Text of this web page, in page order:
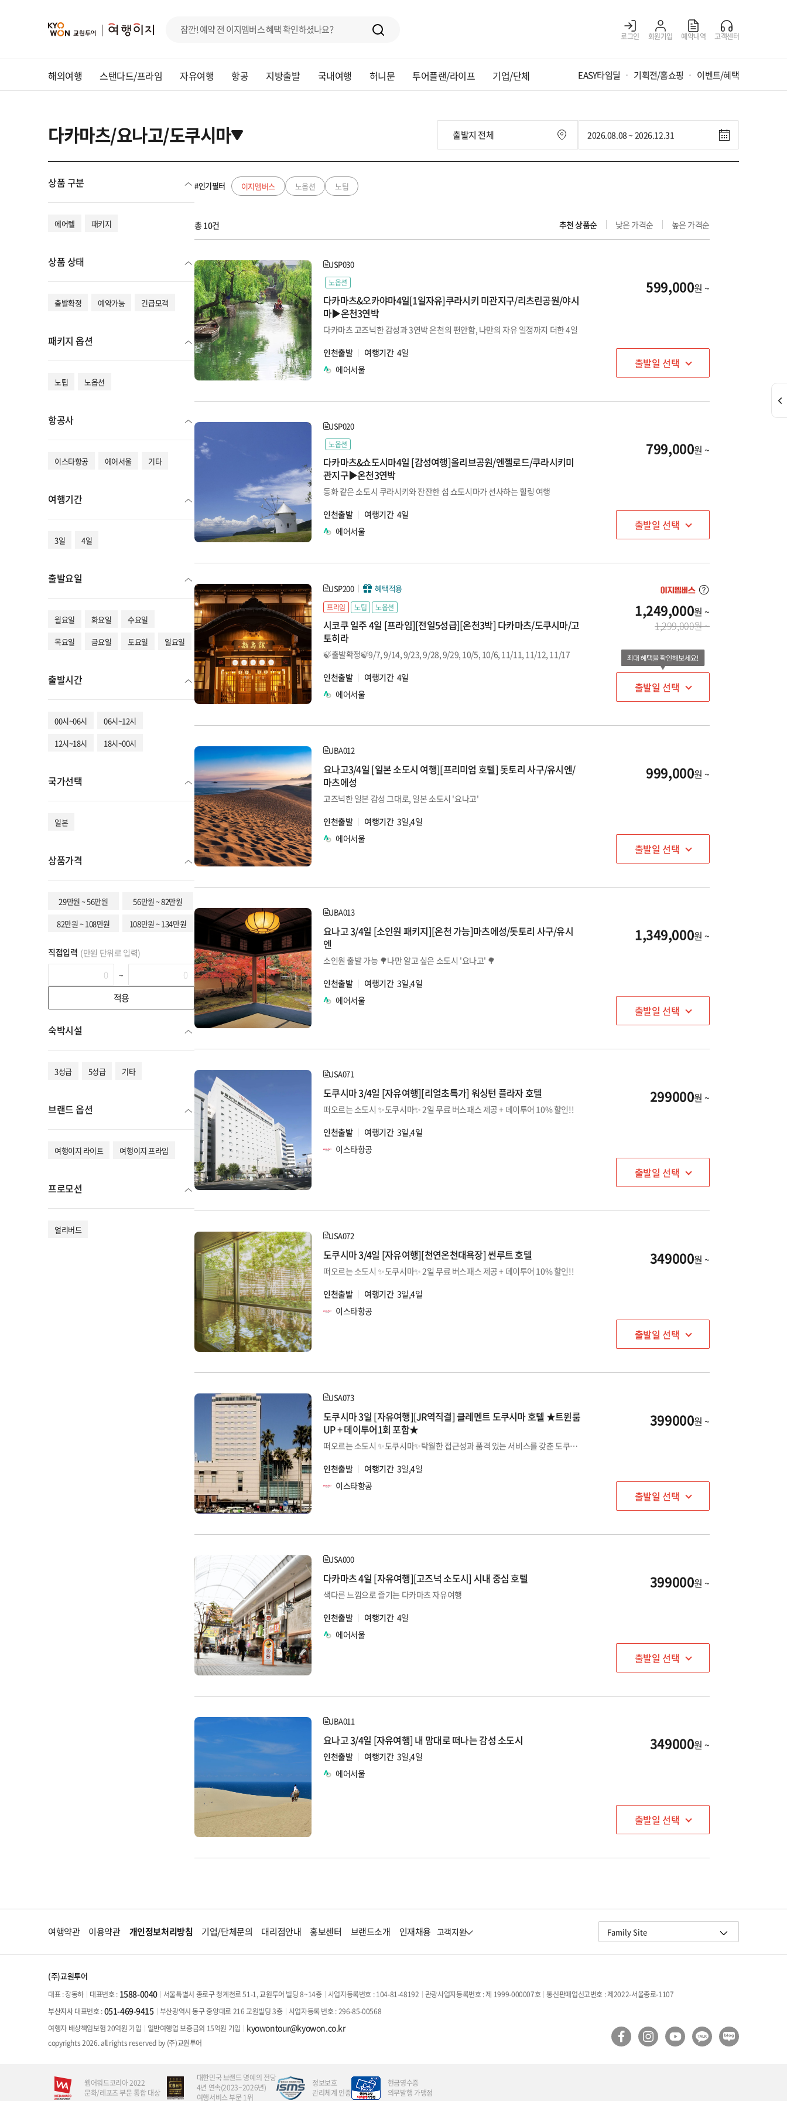
로그인 회원가입 예약내역 고객센터
해외여행 스탠다드/프라임 자유여행 항공 지방출발 국내여행 허니문 투어플랜/라이프 기업/단체 EASY타임딜 기획전/홈쇼핑 이벤트/혜택
다카마츠/요나고/도쿠시마
상품 구분
에어텔 패키지
상품 상태
출발확정 예약가능 긴급모객
패키지 옵션
노팁 노옵션
항공사
이스타항공 에어서울 기타
여행기간
3일 4일
출발요일
월요일 화요일
수요일
목요일
금요일 토요일 일요일
출발시간
00시~06시
06시~12시
12시~18시
18시~00시
국가선택
일본
상품가격
29만원 ~ 56만원
56만원 ~ 82만원
82만원 ~ 108만원
108만원 ~ 134만원
직접입력 (만원 단위로 입력)
~
적용
숙박시설
3성급 5성급 기타
브랜드 옵션
여행이지 라이트 여행이지 프라임
프로모션
얼리버드
#인기필터 이지멤버스 노옵션 노팁
총 10건 추천 상품순 낮은 가격순 높은 가격순
JSP030
노옵션
다카마츠&오카야마4일[1일자유]쿠라시키 미관지구/리츠린공원/야시
마▶온천3연박
다카마츠 고즈넉한 감성과 3연박 온천의 편안함, 나만의 자유 일정까지 더한 4일
인천출발
여행기간 4일
에어서울
599,000원 ~
출발일 선택
JSP020
노옵션
다카마츠&쇼도시마4일 [감성여행]올리브공원/엔젤로드/쿠라시키미
관지구▶온천3연박
동화 같은 소도시 쿠라시키와 잔잔한 섬 쇼도시마가 선사하는 힐링 여행
인천출발
여행기간 4일
에어서울
799,000원 ~
출발일 선택
JSP200 혜택적용
프라임 노팁 노옵션
시코쿠 일주 4일 [프라임][전일5성급][온천3박] 다카마츠/도쿠시마/고
토히라
🍃출발확정🍃9/7, 9/14, 9/23, 9/28, 9/29, 10/5, 10/6, 11/11, 11/12, 11/17
인천출발
여행기간 4일
에어서울
1,249,000원 ~
1,299,000원 ~
출발일 선택
JBA012
요나고3/4일 [일본 소도시 여행][프리미엄 호텔] 돗토리 사구/유시엔/
마츠에성
고즈넉한 일본 감성 그대로, 일본 소도시 '요나고'
인천출발
여행기간 3일,4일
에어서울
999,000원 ~
출발일 선택
JBA013
요나고 3/4일 [소인원 패키지][온천 가능]마츠에성/돗토리 사구/유시
엔
소인원 출발 가능 🌳나만 알고 싶은 소도시 '요나고' 🌳
인천출발
여행기간 3일,4일
에어서울
1,349,000원 ~
출발일 선택
JSA071
도쿠시마 3/4일 [자유여행][리얼초특가] 워싱턴 플라자 호텔
떠오르는 소도시 ✨도쿠시마✨ 2일 무료 버스패스 제공 + 데이투어 10% 할인!!
인천출발
여행기간 3일,4일
이스타항공
299000원 ~
출발일 선택
JSA072
도쿠시마 3/4일 [자유여행][천연온천대욕장] 썬루트 호텔
떠오르는 소도시 ✨도쿠시마✨ 2일 무료 버스패스 제공 + 데이투어 10% 할인!!
인천출발
여행기간 3일,4일
이스타항공
349000원 ~
출발일 선택
JSA073
도쿠시마 3일 [자유여행][JR역직결] 클레멘트 도쿠시마 호텔 ★트윈룸
UP + 데이투어1회 포함★
떠오르는 소도시 ✨도쿠시마✨탁월한 접근성과 품격 있는 서비스를 갖춘 도쿠시마의 랜드마크 호텔
인천출발
여행기간 3일,4일
이스타항공
399000원 ~
출발일 선택
JSA000
다카마츠 4일 [자유여행][고즈넉 소도시] 시내 중심 호텔
색다른 느낌으로 즐기는 다카마츠 자유여행
인천출발
여행기간 4일
에어서울
399000원 ~
출발일 선택
JBA011
요나고 3/4일 [자유여행] 내 맘대로 떠나는 감성 소도시
인천출발 여행기간 3일,4일
에어서울
349000원 ~
출발일 선택
여행약관 이용약관 개인정보처리방침 기업/단체문의 대리점안내 홍보센터 브랜드소개 인재채용 고객지원 Family Site
교원그룹
구몬학습
Wells
(주)교원투어
대표 : 장동하 대표번호 : 1588-0040 서울특별시 종로구 청계천로 51-1, 교원투어 빌딩 8~14층 사업자등록번호 : 104-81-48192 관광사업자등록번호 : 제 1999-000007호 통신판매업신고번호 : 제2022-서울종로-1107
부산지사대표번호 :051-469-9415 부산광역시 동구 중앙대로 216 교원빌딩 3층 사업자등록 번호 : 296-85-00568
여행자 배상책임보험 20억원 가입
일반여행업 보증금외 15억원 가입 kyowontour@kyowon.co.kr
copyrights 2026. all rights reserved by (주)교원투어
웹어워드코리아 2022
문화/레포츠 부문 통합 대상
대한민국 브랜드 명예의 전당
4년 연속(2023~2026년)
여행서비스 부문 1위
정보보호
관리체계 인증
현금영수증
의무발행 가맹점